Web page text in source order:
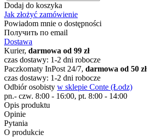
Dodaj do koszyka
Jak złożyć zamówienie
Powiadom mnie o dostępności
Получить по email
Dostawa
Kurier, darmowa od 99 zł
czas dostawy: 1-2 dni robocze
Paczkomaty InPost 24/7, darmowa od 50 zł
czas dostawy: 1-2 dni robocze
Odbiór osobisty w sklepie Conte (Łodz)
pn.- czw. 8:00 - 16:00, pt. 8:00 - 14:00
Opis produktu
Opinie
Pytania
O produkcie